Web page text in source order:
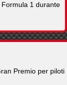
1 durante
Premio per piloti